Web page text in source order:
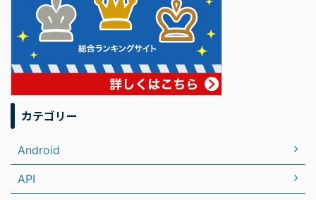
カテゴリー
Android
API